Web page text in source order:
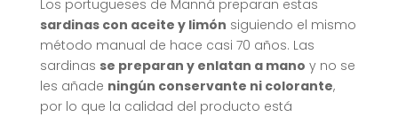
Los portugueses de Manná preparan estas
sardinas con aceite y limón siguiendo el mismo
método manual de hace casi 70 años. Las
sardinas se preparan y enlatan a mano y no se
les añade ningún conservante ni colorante,
por lo que la calidad del producto está